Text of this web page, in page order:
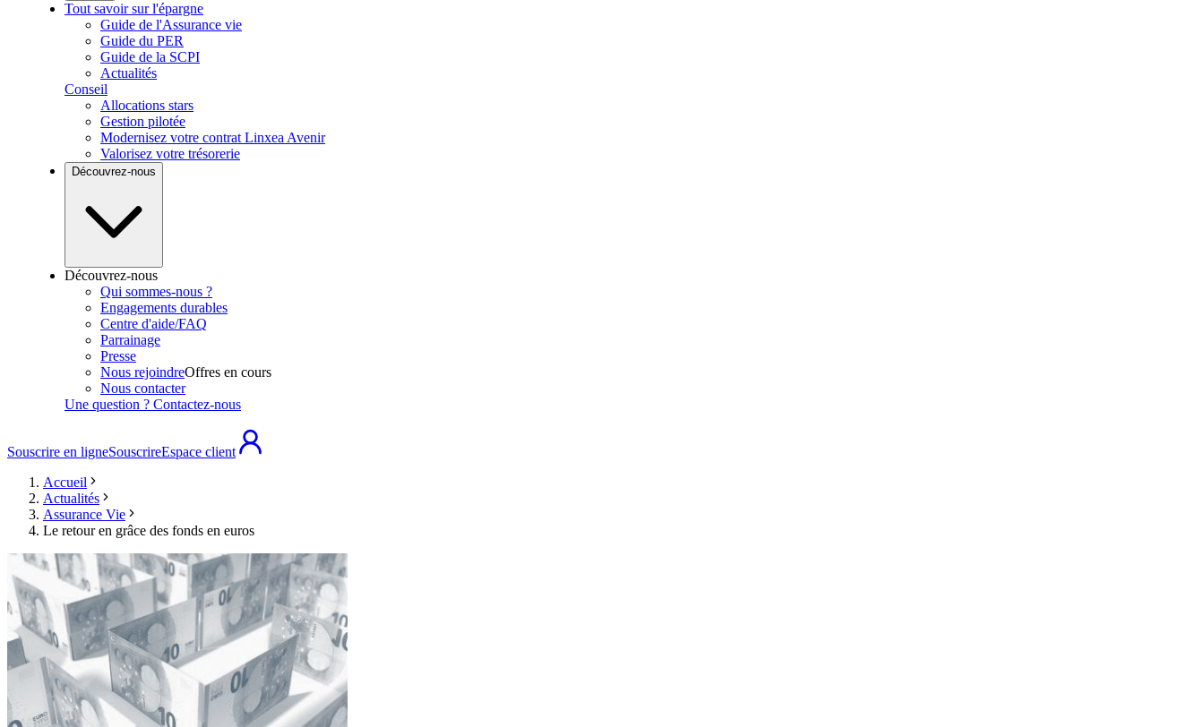
Tout savoir sur l'épargne
Guide de l'Assurance vie
Guide du PER
Guide de la SCPI
Actualités
Conseil
Allocations stars
Gestion pilotée
Modernisez votre contrat Linxea Avenir
Valorisez votre trésorerie
Découvrez-nous
Découvrez-nous
Qui sommes-nous ?
Engagements durables
Centre d'aide/FAQ
Parrainage
Presse
Nous rejoindreOffres en cours
Nous contacter
Une question ? Contactez-nous
Souscrire en ligneSouscrireEspace client
Accueil
Actualités
Assurance Vie
Le retour en grâce des fonds en euros